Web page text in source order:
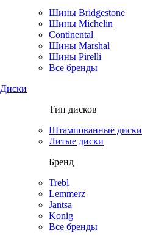
Шины Bridgestone
Шины Michelin
Continental
Шины Marshal
Шины Pirelli
Все бренды
Диски
Тип дисков
Штампованные диски
Литые диски
Бренд
Trebl
Lemmerz
Jantsa
Konig
Все бренды